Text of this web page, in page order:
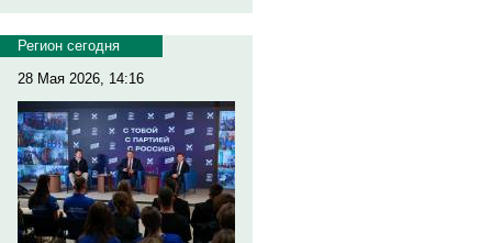
Регион сегодня
28 Мая 2026, 14:16